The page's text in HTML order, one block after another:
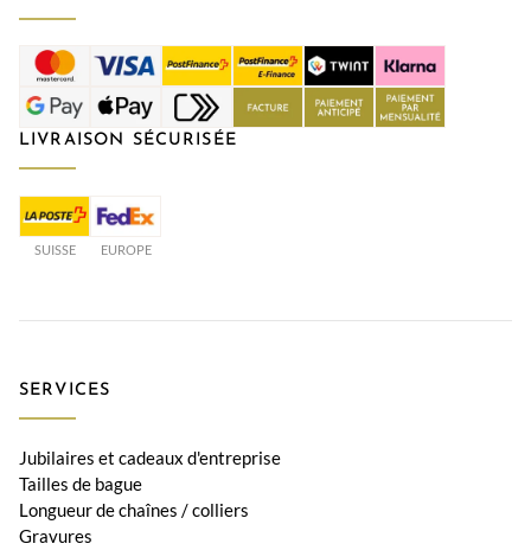
LIVRAISON SÉCURISÉE
SUISSE EUROPE
SERVICES
Jubilaires et cadeaux d'entreprise
Tailles de bague
Longueur de chaînes / colliers
Gravures